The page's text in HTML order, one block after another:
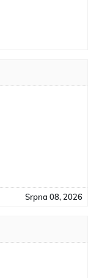
Srpna 08, 2026